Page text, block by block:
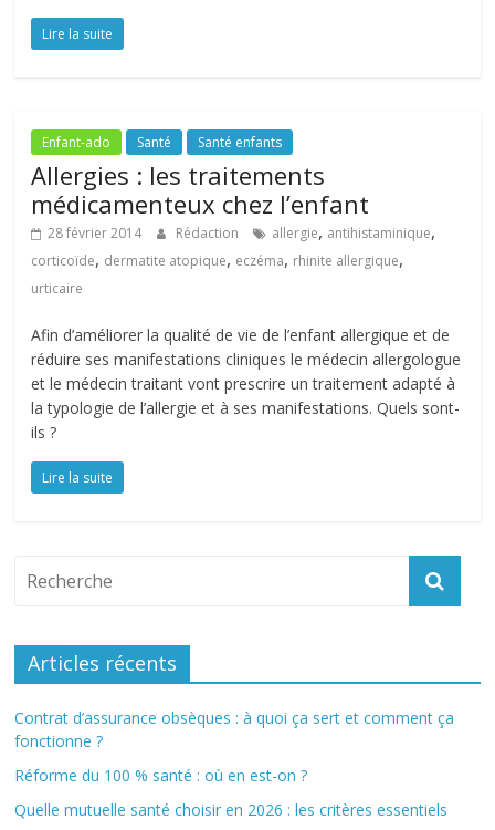
Lire la suite
Enfant-ado Santé Santé enfants
Allergies : les traitements
médicamenteux chez l’enfant
28 février 2014 Rédaction allergie, antihistaminique,
corticoïde, dermatite atopique, eczéma, rhinite allergique,
urticaire
Afin d’améliorer la qualité de vie de l’enfant allergique et de
réduire ses manifestations cliniques le médecin allergologue
et le médecin traitant vont prescrire un traitement adapté à
la typologie de l’allergie et à ses manifestations. Quels sont-
ils ?
Lire la suite
Articles récents
Contrat d’assurance obsèques : à quoi ça sert et comment ça
fonctionne ?
Réforme du 100 % santé : où en est-on ?
Quelle mutuelle santé choisir en 2026 : les critères essentiels